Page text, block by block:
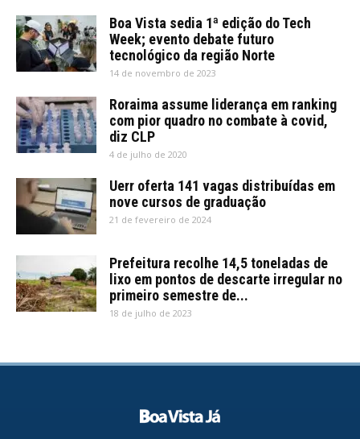
Boa Vista sedia 1ª edição do Tech
Week; evento debate futuro
tecnológico da região Norte
14 de novembro de 2023
Roraima assume liderança em ranking
com pior quadro no combate à covid,
diz CLP
4 de julho de 2020
Uerr oferta 141 vagas distribuídas em
nove cursos de graduação
21 de fevereiro de 2024
Prefeitura recolhe 14,5 toneladas de
lixo em pontos de descarte irregular no
primeiro semestre de...
18 de julho de 2023